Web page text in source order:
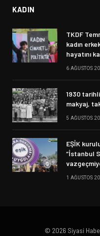
KADIN
TKDF
kadın
hayatını
6 AĞUSTOS
1930
makyaj,
5 AĞUSTOS
EŞİK
“İstanbul
1 AĞUSTOS
© 2026 Siyasi